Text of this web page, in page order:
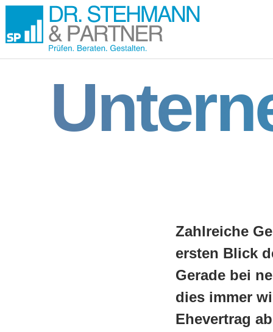
Zahlreiche
ersten Blick
Gerade bei
dies immer
Ehevertrag